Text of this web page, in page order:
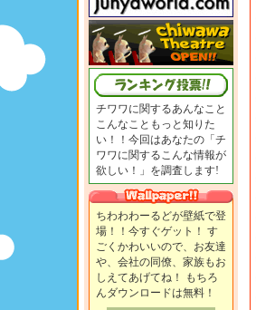
チワワに関するあんなこと
こんなこともっと知りた
い！！今回はあなたの「チ
ワワに関するこんな情報が
欲しい！」を調査します!
ちわわわーるどが壁紙で登
場！！今すぐゲット！ す
ごくかわいいので、お友達
や、会社の同僚、家族もお
しえてあげてね！ もちろ
んダウンロードは無料！